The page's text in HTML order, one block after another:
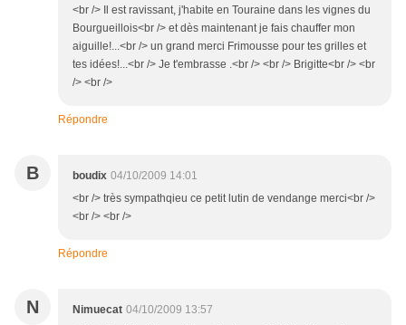
<br /> Il est ravissant, j'habite en Touraine dans les vignes du
Bourgueillois<br /> et dès maintenant je fais chauffer mon
aiguille!...<br /> un grand merci Frimousse pour tes grilles et
tes idées!...<br /> Je t'embrasse .<br /> <br /> Brigitte<br /> <br
/> <br />
Répondre
B boudix 04/10/2009 14:01
<br /> très sympathqieu ce petit lutin de vendange merci<br />
<br /> <br />
Répondre
N Nimuecat 04/10/2009 13:57